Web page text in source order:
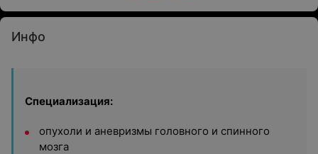
Инфо
Специализация:
опухоли и аневризмы головного и спинного
мозга